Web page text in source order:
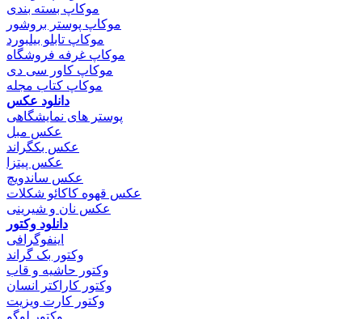
موکاپ بسته بندی
موکاپ پوستر بروشور
موکاپ تابلو بیلبورد
موکاپ غرفه فروشگاه
موکاپ کاور سی دی
موکاپ کتاب مجله
دانلود عکس
پوستر های نمایشگاهی
عکس مبل
عکس بکگراند
عکس پیتزا
عکس ساندویچ
عکس قهوه کاکائو شکلات
عکس نان و شیرینی
دانلود وکتور
اینفوگرافی
وکتور بک گراند
وکتور حاشیه و قاب
وکتور کاراکتر انسان
وکتور کارت ویزیت
وکتور لوگو